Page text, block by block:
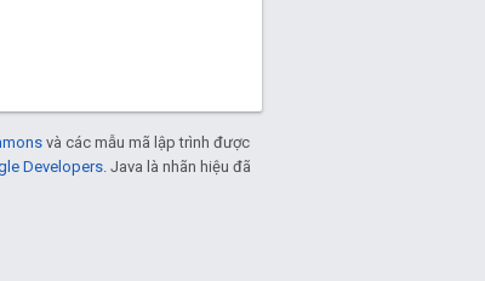
và các mẫu mã lập trình được
Developers. Java là nhãn hiệu đã